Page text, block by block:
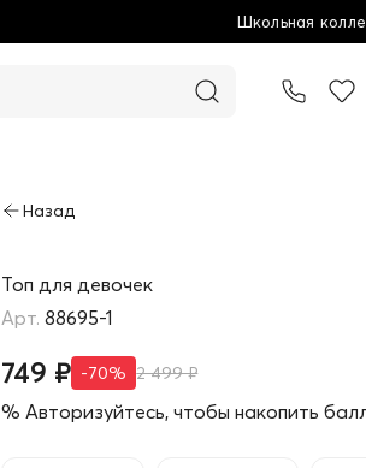
Школьная коллекция! Купи больше -
Топ для девочек
88695-1
749 ₽ -70% 2 499 ₽
% Авторизуйтесь, чтобы накопить
Товар добавлен в